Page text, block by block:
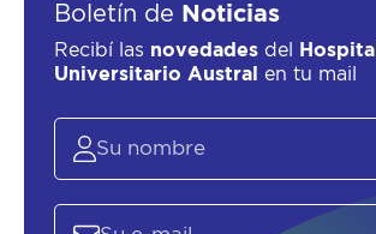
Boletín de Noticias
Recibí las novedades del
Hospital
Universitario Austral
en tu mail